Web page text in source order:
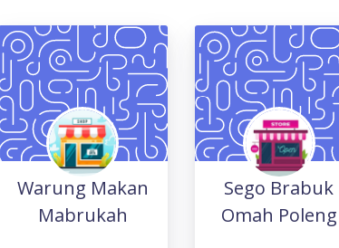
Warung Makan
Mabrukah
Sego Brabuk
Omah Poleng